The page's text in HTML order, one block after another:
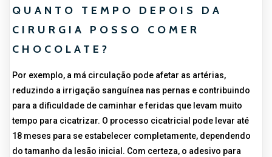
QUANTO TEMPO DEPOIS DA
CIRURGIA POSSO COMER
CHOCOLATE?
Por exemplo, a má circulação pode afetar as artérias,
reduzindo a irrigação sanguínea nas pernas e contribuindo
para a dificuldade de caminhar e feridas que levam muito
tempo para cicatrizar. O processo cicatricial pode levar até
18 meses para se estabelecer completamente, dependendo
do tamanho da lesão inicial. Com certeza, o adesivo para